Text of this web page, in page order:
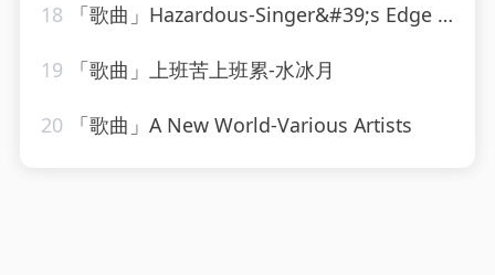
18 「歌曲」Hazardous-Singer&#39;s Edge Karaoke
19 「歌曲」上班苦上班累-水冰月
20 「歌曲」A New World-Various Artists